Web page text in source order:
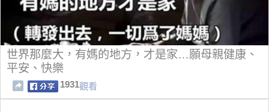
世界那麼大，有媽的地方，才是家…願母親健康、
平安、快樂
1931觀看